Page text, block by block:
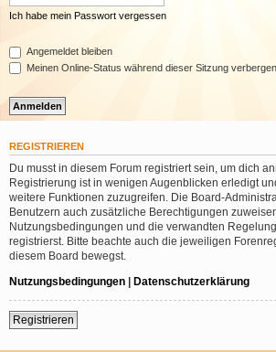
Ich habe mein Passwort vergessen
Angemeldet bleiben
Meinen Online-Status während dieser Sitzung verbergen
REGISTRIEREN
Du musst in diesem Forum registriert sein, um dich
Registrierung ist in wenigen Augenblicken erledigt
weitere Funktionen zuzugreifen. Die Board-
Benutzern auch zusätzliche Berechtigungen
Nutzungsbedingungen und die verwandten
registrierst. Bitte beachte auch die jeweiligen
diesem Board bewegst.
Nutzungsbedingungen | Datenschutzerklärung
Registrieren